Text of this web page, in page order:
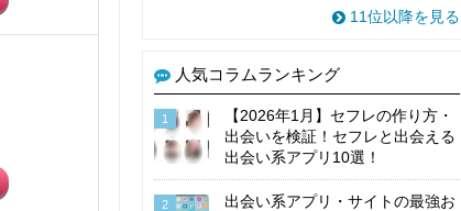
11位以降を見る
人気コラムランキング
1
【2026年1月】セフレの作り方・
出会いを検証！セフレと出会える
出会い系アプリ10選！
2
出会い系アプリ・サイトの最強お